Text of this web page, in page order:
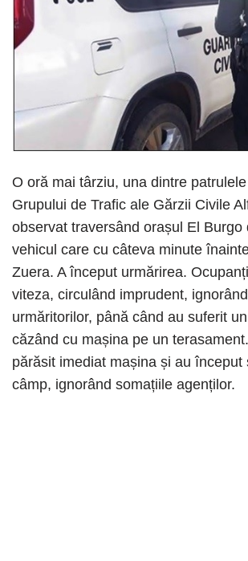
O oră mai târziu, una dintre
Grupului de Trafic ale Gărzii Civile
observat traversând orașul El Burgo
vehicul care cu câteva minute
Zuera. A început urmărirea.
viteza, circulând imprudent,
urmăritorilor, până când au suferit
căzând cu mașina pe un
părăsit imediat mașina și au început
câmp, ignorând somațiile agenților.